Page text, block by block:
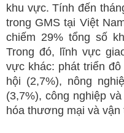
khu vực. Tính đến
trong GMS tại Việt
chiếm 29% tổng số
Trong đó, lĩnh vực
vực khác: phát triển
hội (2,7%), nông
(3,7%), công nghiệp
hóa thương mại và vận